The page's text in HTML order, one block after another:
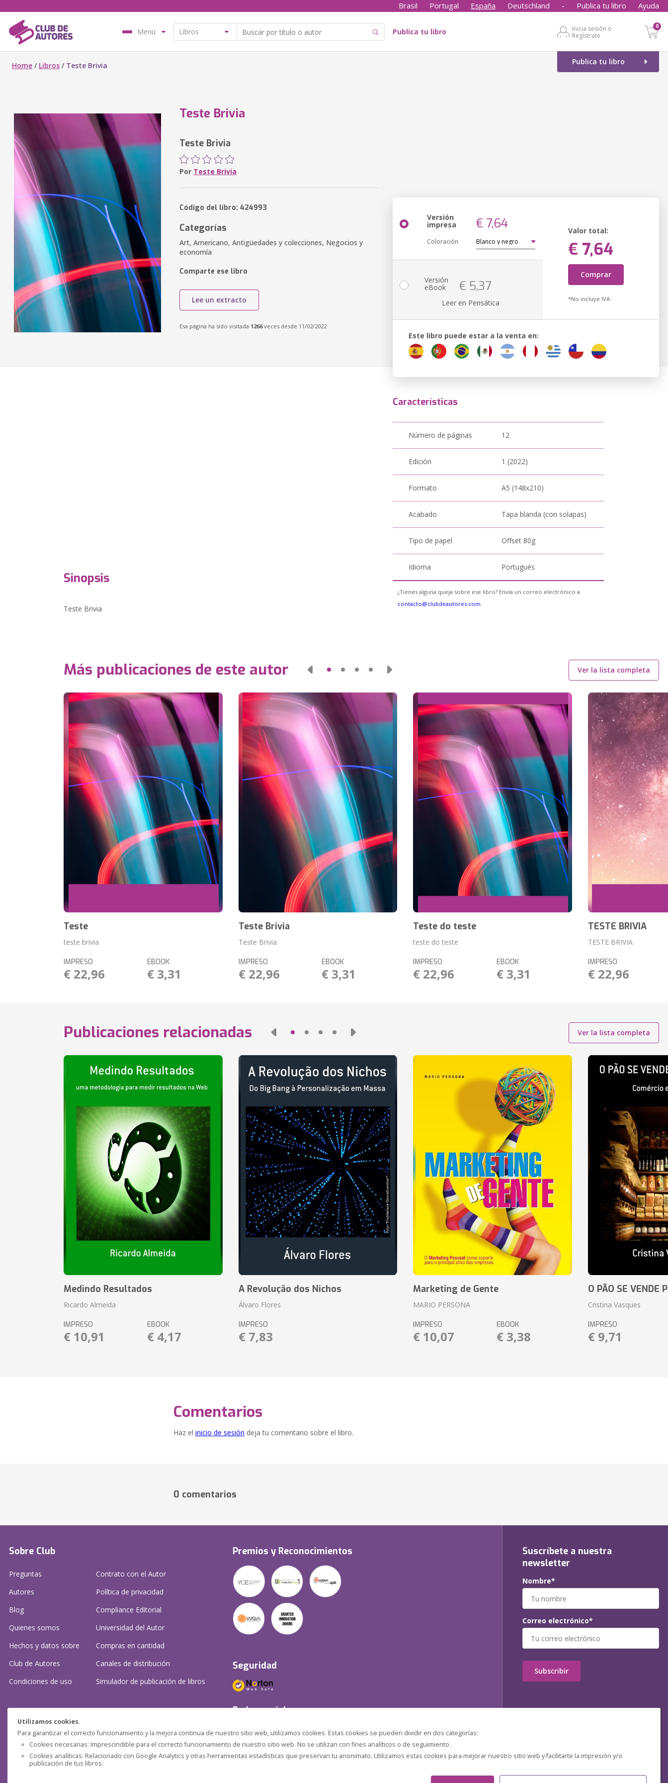
Utilizamos cookies.
Para garantizar el correcto funcionamiento y la mejora continua de nuestro sitio web, utilizamos cookies. Estas cookies se pueden dividir en dos categorías:
Cookies necesarias: Imprescindible para el correcto funcionamiento de nuestro sitio web. No se utilizan con fines analíticos o de seguimiento.
Cookies analíticas: Relacionado con Google Analytics y otras herramientas estadísticas que preservan tu anonimato. Utilizamos estas cookies para mejorar nuestro sitio web y facilitarte la impresión y/o
publicación de tus libros.
Brasil Portugal España Deutschland - Publica tu libro Ayuda
Menú Publica tu libro
Inicia sesión o
Regístrate
0
Publica tu libro
Home / Libros / Teste Brivia
Teste Brivia
Teste Brivia
Por Teste Brivia
Código del libro: 424993
Categorías
Art, Americano, Antigüedades y colecciones, Negocios y
economía
Comparte ese libro
Lee un extracto
Esa página ha sido visitada 1266veces desde 11/02/2022
Versión
impresa € 7,64
Coloración
Valor total:
€ 7,64
Comprar
*No incluye IVA.
Versión
eBook € 5,37
Leer en Pensática
Este libro puede estar a la venta en:
Sinopsis
Teste Brivia
Características
Número de páginas 12
Edición 1 (2022)
Formato A5 (148x210)
Acabado Tapa blanda (con solapas)
Tipo de papel Offset 80g
Idioma Portugués
¿Tienes alguna queja sobre ese libro? Envía un correo electrónico a
contacto@clubdeautores.com
Más publicaciones de este autor Ver la lista completa
Teste
teste brivia
IMPRESO
€ 22,96
EBOOK
€ 3,31
Teste Brivia
Teste Brivia
IMPRESO
€ 22,96
EBOOK
€ 3,31
Teste do teste
teste do teste
IMPRESO
€ 22,96
EBOOK
€ 3,31
TESTE BRIVIA
TESTE BRIVIA
IMPRESO
€ 22,96
Publicaciones relacionadas Ver la lista completa
Medindo Resultados
Ricardo Almeida
IMPRESO
€ 10,91
EBOOK
€ 4,17
A Revolução dos Nichos
Álvaro Flores
IMPRESO
€ 7,83
Marketing de Gente
MARIO PERSONA
IMPRESO
€ 10,07
EBOOK
€ 3,38
O PÃO SE VENDE
Cristina Vasques
IMPRESO
€ 9,71
Comentarios
Haz el inicio de sesión deja tu comentario sobre el libro.
0 comentarios
Sobre Club
Preguntas
Autores
Blog
Quienes somos
Hechos y datos sobre
Club de Autores
Condiciones de uso
Contrato con el Autor
Política de privacidad
Compliance Editorial
Universidad del Autor
Compras en cantidad
Canales de distribución
Simulador de publicación de libros
¿Necesitas ayuda?
Preguntas frecuentes
Contacta con nosotros: (contacto@clubdeautores.com )
Premios y Reconocimientos
Seguridad
Redes sociales
Suscríbete a nuestra
newsletter
Nombre*
Correo electrónico*
Subscribir